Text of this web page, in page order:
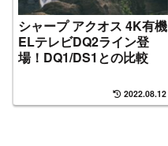
シャープ アクオス 4K有機
ELテレビDQ2ライン登
場！DQ1/DS1との比較
2022.08.12